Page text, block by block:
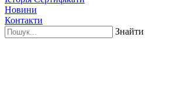
Новини
Контакти
Знайти